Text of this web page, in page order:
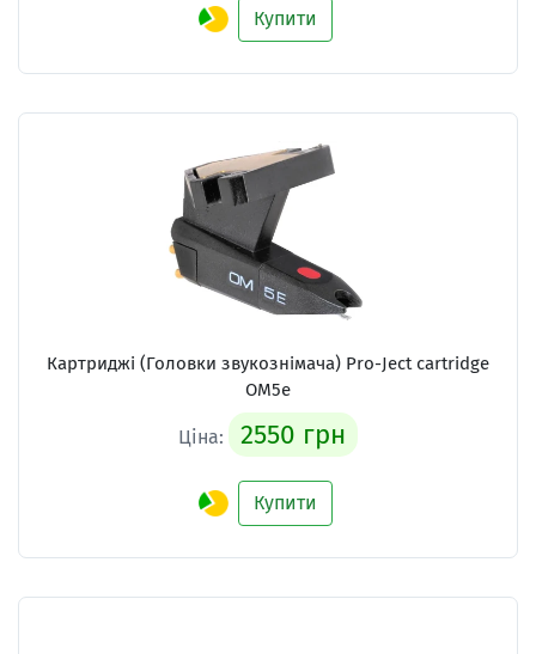
Купити
Картриджі (Головки звукознімача) Pro-Ject cartridge
OM5e
Ціна: 2550 грн
Купити